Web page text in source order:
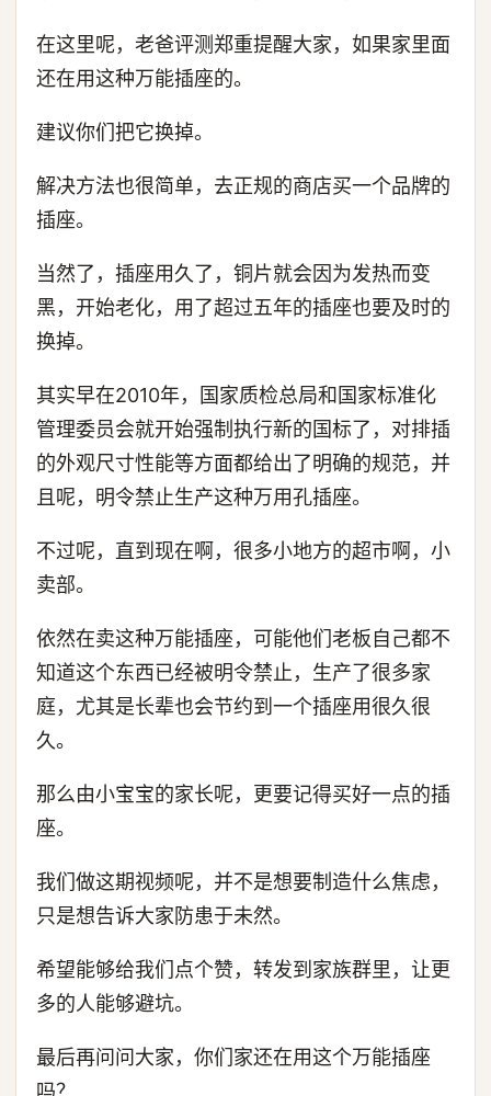
在这里呢，老爸评测郑重提醒大家，如果家里面
还在用这种万能插座的。
建议你们把它换掉。
解决方法也很简单，去正规的商店买一个品牌的
插座。
当然了，插座用久了，铜片就会因为发热而变
黑，开始老化，用了超过五年的插座也要及时的
换掉。
其实早在2010年，国家质检总局和国家标准化
管理委员会就开始强制执行新的国标了，对排插
的外观尺寸性能等方面都给出了明确的规范，并
且呢，明令禁止生产这种万用孔插座。
不过呢，直到现在啊，很多小地方的超市啊，小
卖部。
依然在卖这种万能插座，可能他们老板自己都不
知道这个东西已经被明令禁止，生产了很多家
庭，尤其是长辈也会节约到一个插座用很久很
久。
那么由小宝宝的家长呢，更要记得买好一点的插
座。
我们做这期视频呢，并不是想要制造什么焦虑，
只是想告诉大家防患于未然。
希望能够给我们点个赞，转发到家族群里，让更
多的人能够避坑。
最后再问问大家，你们家还在用这个万能插座
吗？